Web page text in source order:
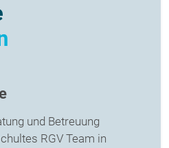
und Betreuung
RGV Team in